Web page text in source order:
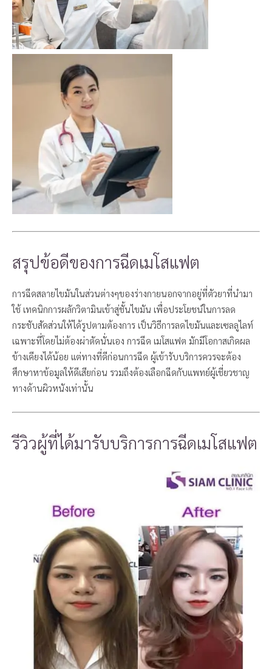
สรุปข้อดีของการฉีดเมโสแฟต
การฉีดสลายไขมันในส่วนต่างๆของร่างกายนอกจากอยู่ที่ตัวยาที่นำมา
ใช้ เทคนิกการผลักวิตามินเข้าสู่ชั้นไขมัน เพื่อประโยชน์ในการลด
กระชับสัดส่วนให้ได้รูปตามต้องการ เป็นวิธีการลดไขมันและเซลลูไลท์
เฉพาะที่โดยไม่ต้องผ่าตัดนั่นเอง การฉีด เมโสแฟต มักมีโอกาสเกิดผล
ข้างเคียงได้น้อย แต่ทางที่ดีก่อนการฉีด ผู้เข้ารับบริการควรจะต้อง
ศึกษาหาข้อมูลให้ดีเสียก่อน รวมถึงต้องเลือกฉีดกับแพทย์ผู้เชี่ยวชาญ
ทางด้านผิวหนังเท่านั้น
รีวิวผู้ที่ได้มารับบริการการฉีดเมโสแฟต